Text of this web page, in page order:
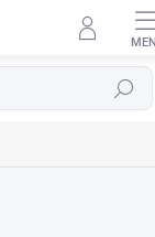
Hledat